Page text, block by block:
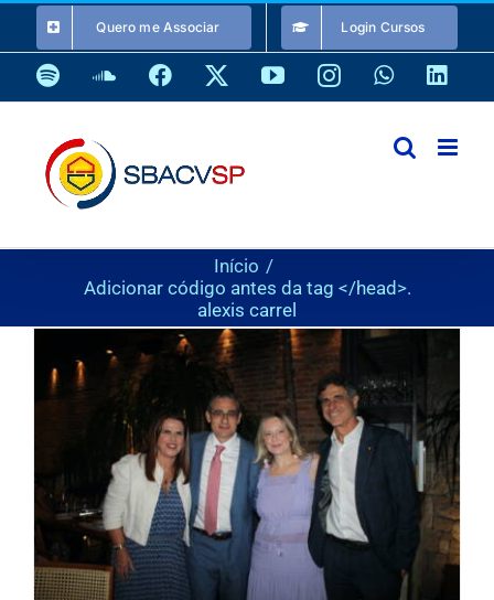
o
conteúdo
Quero me Associar Login Cursos
SpotifySoundCloud
Facebook YouTubeInstagramWhatsApp
Início
Adicionar código antes da tag </head>.
alexis carrel